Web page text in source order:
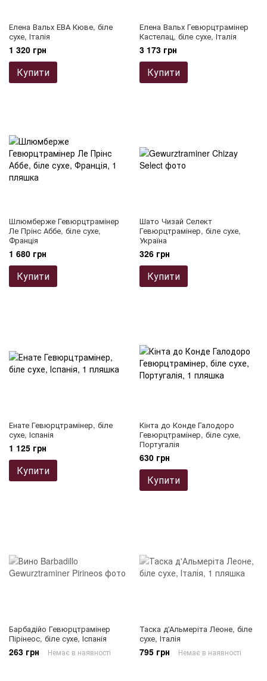
Елена Вальх ЕВА Кюве, біле
сухе, Італія
1 320 грн
Купити
Елена Вальх Гевюрцтрамінер
Кастелац, біле сухе, Італія
3 173 грн
Купити
Шлюмберже Гевюрцтрамінер
Ле Прінс Аббе, біле сухе,
Франція
1 680 грн
Купити
Шато Чизай Селект
Гевюрцтрамінер, біле сухе,
Україна
326 грн
Купити
Енате Гевюрцтрамінер, біле
сухе, Іспанія
1 125 грн
Купити
Кінта до Конде Галодоро
Гевюрцтрамінер, біле сухе,
Португалія
630 грн
Купити
Барбадійо Гевюрцтрамінер
Пірінеос, біле сухе, Іспанія
263 грн Немає в наявності
Таска д'Альмеріта Леоне, біле
сухе, Італія
795 грн Немає в наявності